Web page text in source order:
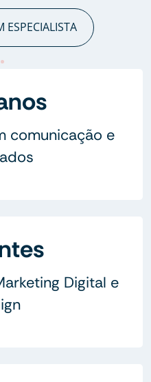
ESPECIALISTA
comunicação e
Digital e